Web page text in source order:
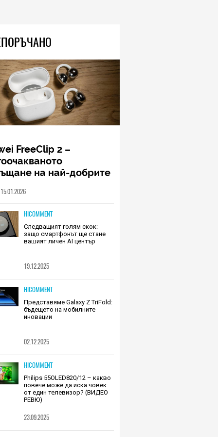
FreeClip 2 –
на най-добрите
15.01.2026
HICOMMENT
Следващият голям скок:
защо смартфонът ще стане
вашият личен AI център
19.12.2025
HICOMMENT
Представяме Galaxy Z TriFold:
бъдещето на мобилните
иновации
02.12.2025
HICOMMENT
Philips 55OLED820/12 – какво
повече може да иска човек
от един телевизор? (ВИДЕО
РЕВЮ)
23.09.2025